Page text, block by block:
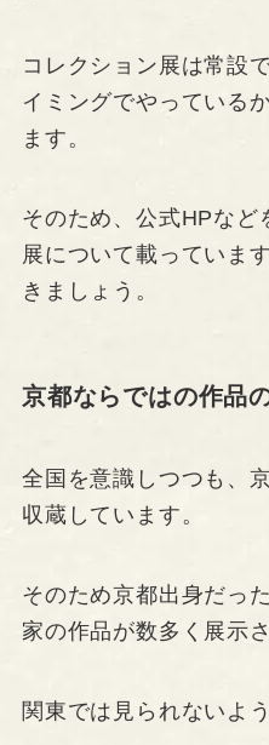
コレクション展は常設
イミングでやっている
ます。
そのため、公式HPなど
展について載っていま
きましょう。
京都ならではの作品
全国を意識しつつも、
収蔵しています。
そのため京都出身だっ
家の作品が数多く展示
関東では見られないよ